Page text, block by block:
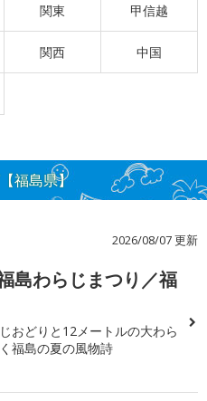
関東 甲信越
関西 中国
福島県】
2026/08/07 更新
島わらじまつり／福
おどりと12メートルの大わら
福島の夏の風物詩